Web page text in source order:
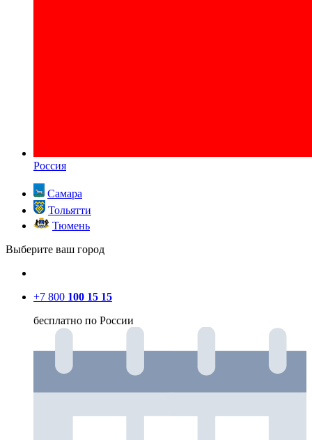
Россия
Самара
Тольятти
Тюмень
Выберите ваш город
+7 800 100 15 15
бесплатно по России